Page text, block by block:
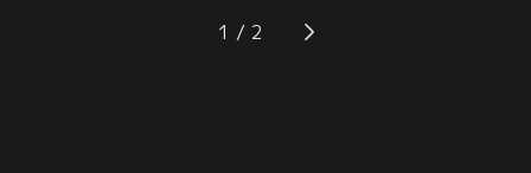
が……。果たしてシャミ子は悪魔の
囁きに乗ってしまうのか！？そし
てもらうため良子を連れて桃の家へ
と出向いたシャミ子は、桃が魔法少
1